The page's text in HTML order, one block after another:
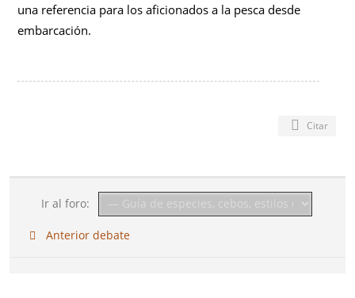
una referencia para los aficionados a la pesca desde
embarcación.
Citar
Ir al foro:
Anterior debate